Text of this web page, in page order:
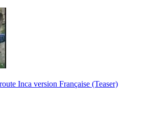
Inca version Française (Teaser)